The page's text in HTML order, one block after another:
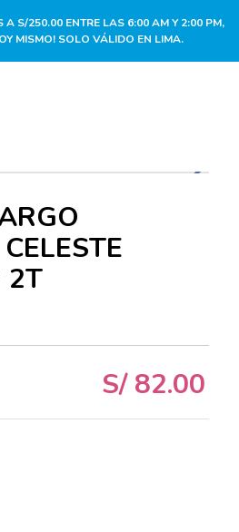
A S/250.00 ENTRE LAS 6:00 AM Y 2:00 PM,
MISMO! SOLO VÁLIDO EN LIMA.
2T
S/ 82.00